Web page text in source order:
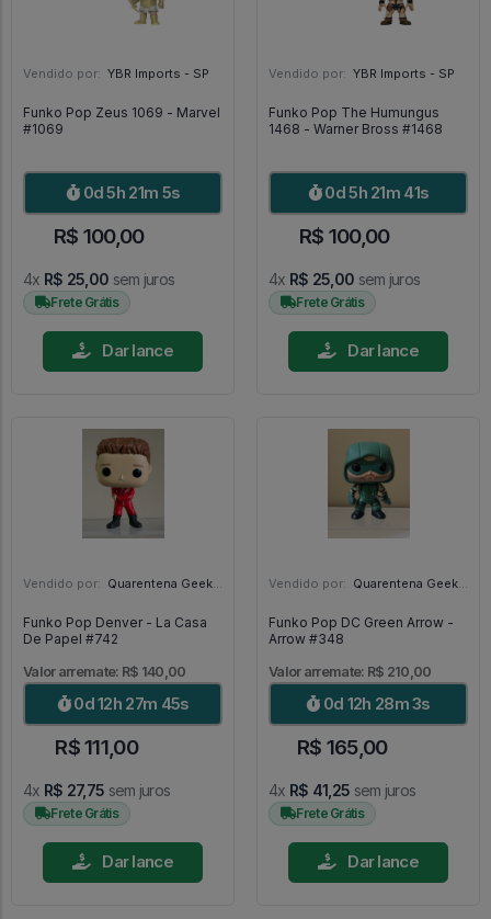
Vendido por: YBR Imports - SP
Funko Pop Zeus 1069 - Marvel
#1069
0d 5h 21m 4s
R$ 100,00
4x R$ 25,00 sem juros
Frete Grátis
Dar lance
Vendido por: YBR Imports - SP
Funko Pop The Humungus
1468 - Warner Bross #1468
0d 5h 21m 40s
R$ 100,00
4x R$ 25,00 sem juros
Frete Grátis
Dar lance
Vendido por: Quarentena Geek Store - SP
Funko Pop Denver - La Casa
De Papel #742
Valor arremate: R$ 140,00
0d 12h 27m 44s
R$ 111,00
4x R$ 27,75 sem juros
Frete Grátis
Dar lance
Vendido por: Quarentena Geek Store - SP
Funko Pop DC Green Arrow -
Arrow #348
Valor arremate: R$ 210,00
0d 12h 28m 2s
R$ 165,00
4x R$ 41,25 sem juros
Frete Grátis
Dar lance